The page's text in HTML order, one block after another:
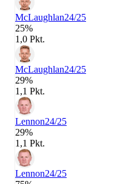
McLaughlan24/25
25%
1,0 Pkt.
McLaughlan24/25
29%
1,1 Pkt.
Lennon24/25
29%
1,1 Pkt.
Lennon24/25